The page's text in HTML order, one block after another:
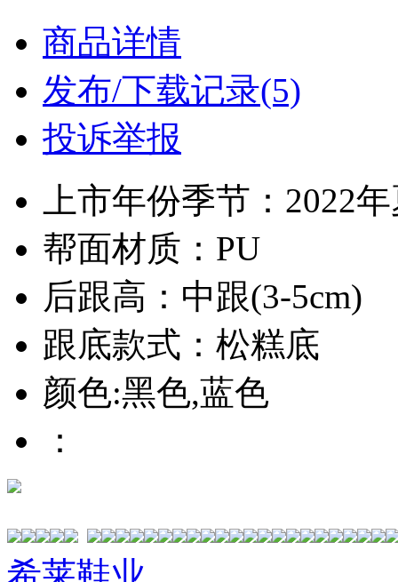
商品详情
发布/下载记录(5)
投诉举报
上市年份季节：2022
帮面材质：PU
后跟高：中跟(3-5cm)
跟底款式：松糕底
颜色:黑色,蓝色
：
希莱鞋业